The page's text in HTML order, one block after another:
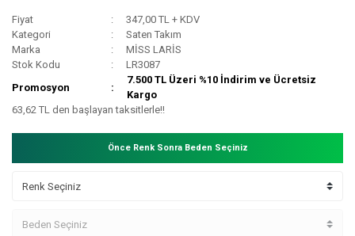
Fiyat
347,00 TL + KDV
Kategori
Saten Takım
Marka
MİSS LARİS
Stok Kodu
LR3087
Promosyon
7.500 TL Üzeri %10 İndirim ve Ücretsiz
Kargo
63,62 TL den başlayan taksitlerle!!
Önce Renk Sonra Beden Seçiniz